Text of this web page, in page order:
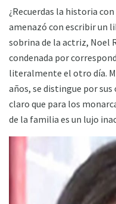
¿Recuerdas la historia
amenazó con escribir un
sobrina de la actriz, Noel
condenada por
literalmente el otro día.
años, se distingue por
claro que para los
de la familia es un lujo